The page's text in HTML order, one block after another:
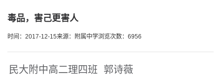
毒品，害己更害人
时间：2017-12-15来源：附属中学浏览次数：6956
民大附中高二理四班 郭诗薇